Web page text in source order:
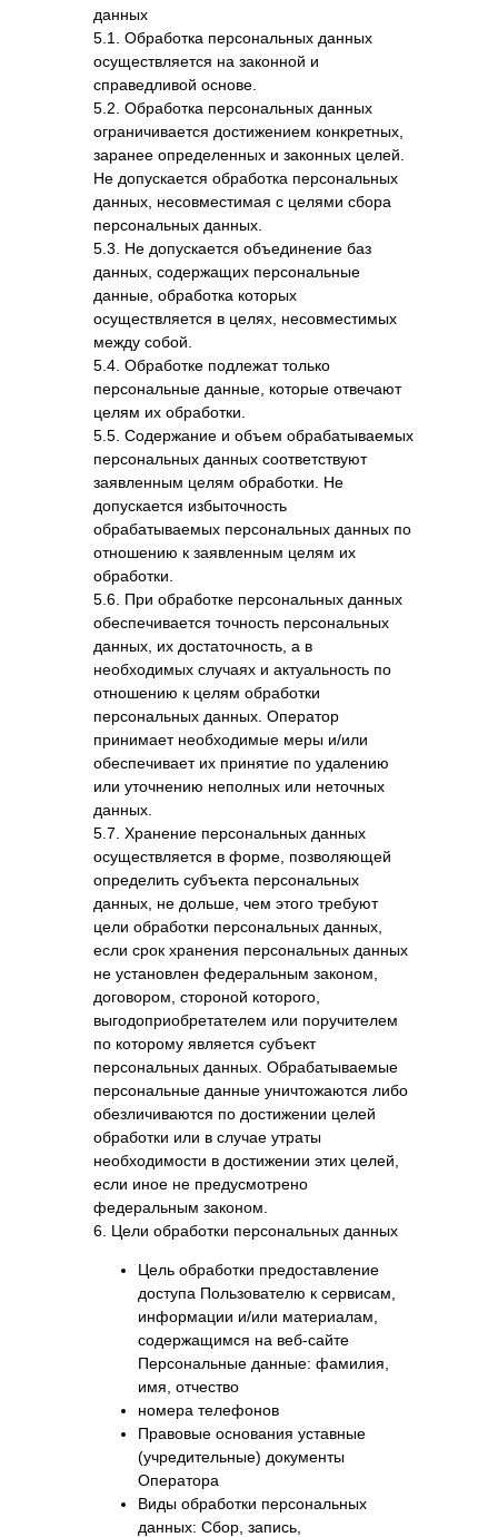
данных
5.1. Обработка персональных данных
осуществляется на законной и
справедливой основе.
5.2. Обработка персональных данных
ограничивается достижением конкретных,
заранее определенных и законных целей.
Не допускается обработка персональных
данных, несовместимая с целями сбора
персональных данных.
5.3. Не допускается объединение баз
данных, содержащих персональные
данные, обработка которых
осуществляется в целях, несовместимых
между собой.
5.4. Обработке подлежат только
персональные данные, которые отвечают
целям их обработки.
5.5. Содержание и объем обрабатываемых
персональных данных соответствуют
заявленным целям обработки. Не
допускается избыточность
обрабатываемых персональных данных по
отношению к заявленным целям их
обработки.
5.6. При обработке персональных данных
обеспечивается точность персональных
данных, их достаточность, а в
необходимых случаях и актуальность по
отношению к целям обработки
персональных данных. Оператор
принимает необходимые меры и/или
обеспечивает их принятие по удалению
или уточнению неполных или неточных
данных.
5.7. Хранение персональных данных
осуществляется в форме, позволяющей
определить субъекта персональных
данных, не дольше, чем этого требуют
цели обработки персональных данных,
если срок хранения персональных данных
не установлен федеральным законом,
договором, стороной которого,
выгодоприобретателем или поручителем
по которому является субъект
персональных данных. Обрабатываемые
персональные данные уничтожаются либо
обезличиваются по достижении целей
обработки или в случае утраты
необходимости в достижении этих целей,
если иное не предусмотрено
федеральным законом.
6. Цели обработки персональных данных
Цель обработки предоставление
доступа Пользователю к сервисам,
информации и/или материалам,
содержащимся на веб-сайте
Персональные данные: фамилия,
имя, отчество
номера телефонов
Правовые основания уставные
(учредительные) документы
Оператора
Виды обработки персональных
данных: Сбор, запись,